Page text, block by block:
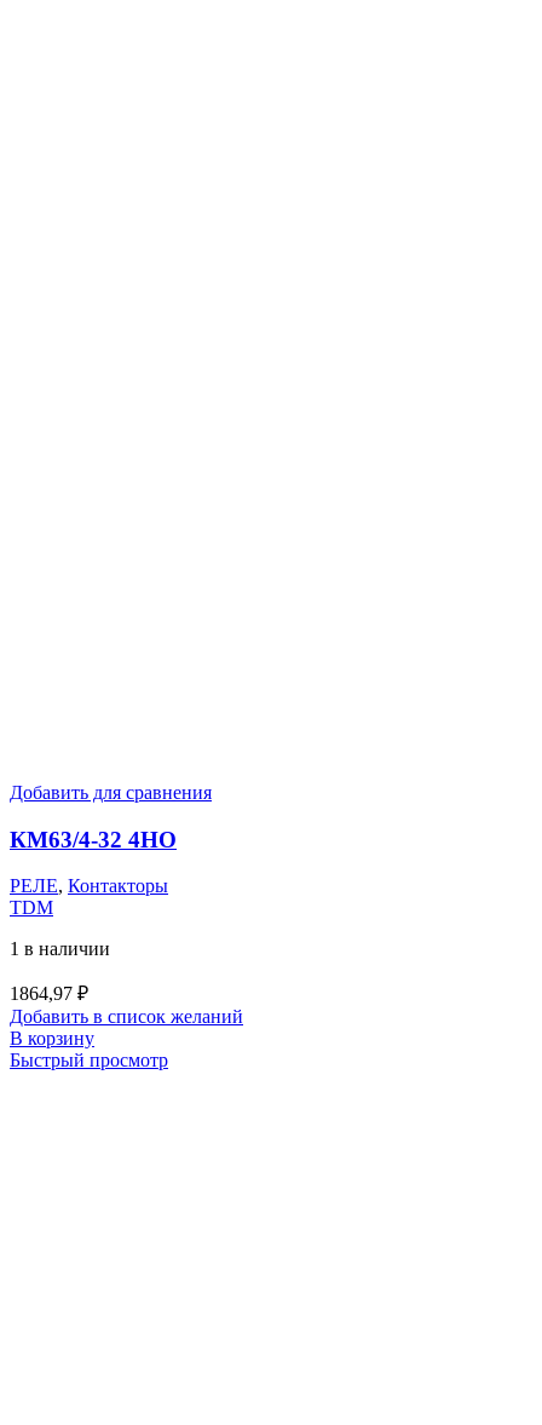
Добавить для сравнения
КМ63/4-32 4НО
РЕЛЕ, Контакторы
TDM
1 в наличии
1864,97 ₽
Добавить в список желаний
В корзину
Быстрый просмотр